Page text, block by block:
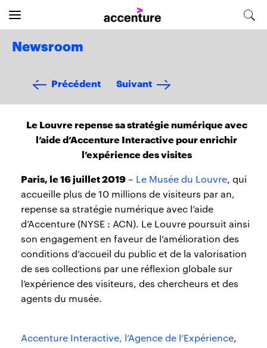
Newsroom
Précédent Suivant
Le Louvre repense sa stratégie numérique avec
l’aide d’Accenture Interactive pour enrichir
l’expérience des visites
Paris, le 16 juillet 2019– Le Musée du Louvre, qui
accueille plus de 10 millions de visiteurs par an,
repense sa stratégie numérique avec l’aide
d’Accenture (NYSE : ACN). Le Louvre poursuit ainsi
son engagement en faveur de l’amélioration des
conditions d’accueil du public et de la valorisation
de ses collections par une réflexion globale sur
l’expérience des visiteurs, des chercheurs et des
agents du musée.
Accenture Interactive, l’Agence de l’Expérience,